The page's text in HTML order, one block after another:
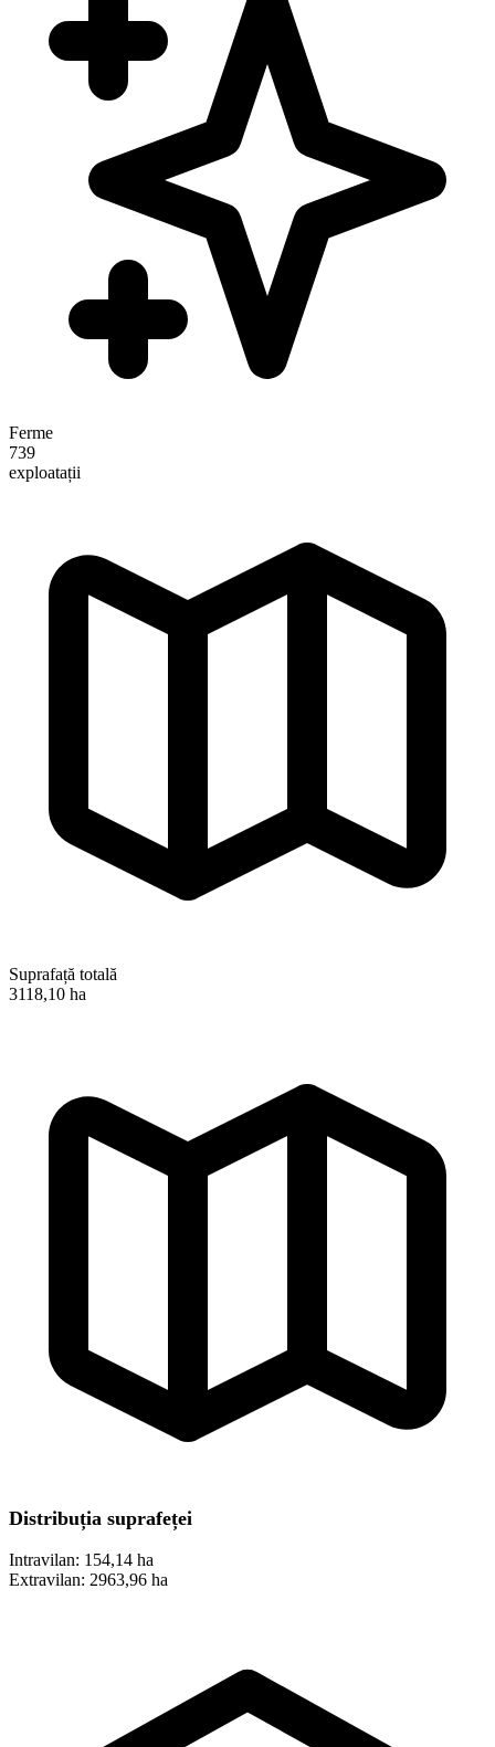
Ferme
739
exploatații
Suprafață totală
3118,10 ha
Distribuția suprafeței
Intravilan: 154,14 ha
Extravilan: 2963,96 ha